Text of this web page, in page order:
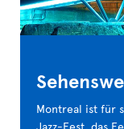
Montreal ist für